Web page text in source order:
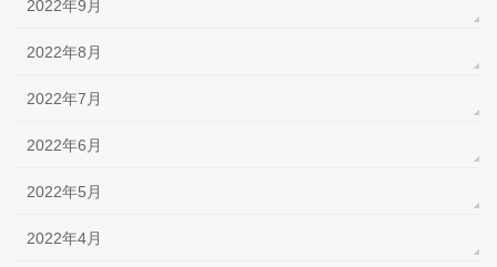
2022年9月
2022年8月
2022年7月
2022年6月
2022年5月
2022年4月